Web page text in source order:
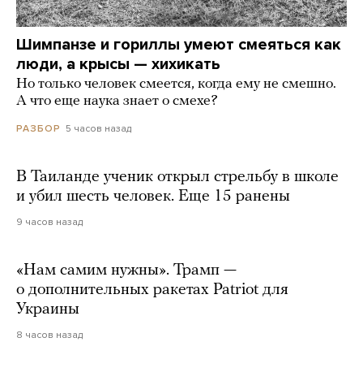
Шимпанзе и гориллы умеют смеяться как
люди, а крысы — хихикать
Но только человек смеется, когда ему не смешно.
А что еще наука знает о смехе?
РАЗБОР 5 часов назад
В Таиланде ученик открыл стрельбу в школе
и убил шесть человек. Еще 15 ранены
9 часов назад
«Нам самим нужны». Трамп —
о дополнительных ракетах Patriot для
Украины
8 часов назад